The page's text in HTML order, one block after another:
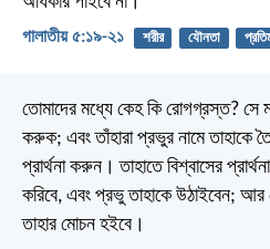
গালাতীয় ৫:১৯-২১ শরীর যৌনতা
তোমাদের মধ্যে কেহ কি রোগগ্রস্ত? সে
করুক; এবং তাঁহারা প্রভুর নামে তাহাকে
প্রার্থনা করুন। তাহাতে বিশ্বাসের
করিবে, এবং প্রভু তাহাকে উঠাইবেন; আর
তাহার মোচন হইবে।